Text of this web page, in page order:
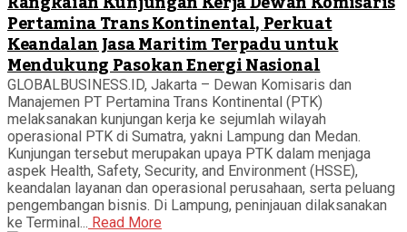
Pertamina Trans Kontinental, Perkuat
Keandalan Jasa Maritim Terpadu untuk
Mendukung Pasokan Energi Nasional
GLOBALBUSINESS.ID, Jakarta – Dewan Komisaris dan
Manajemen PT Pertamina Trans Kontinental (PTK)
melaksanakan kunjungan kerja ke sejumlah wilayah
operasional PTK di Sumatra, yakni Lampung dan Medan.
Kunjungan tersebut merupakan upaya PTK dalam menjaga
aspek Health, Safety, Security, and Environment (HSSE),
keandalan layanan dan operasional perusahaan, serta peluang
pengembangan bisnis. Di Lampung, peninjauan dilaksanakan
ke Terminal... Read More